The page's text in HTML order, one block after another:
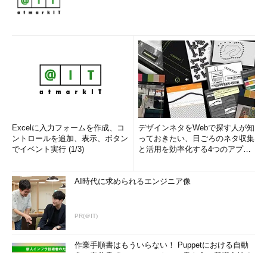
Excelに入力フォームを作成、コ
ントロールを追加、表示、ボタン
でイベント実行 (1/3)
デザインネタをWebで探す人が知
っておきたい、日ごろのネタ収集
と活用を効率化する4つのアプリ
AI時代に求められるエンジニア像
PR(＠IT)
作業手順書はもういらない！ Puppetにおける自動